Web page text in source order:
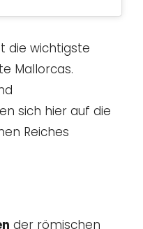
die wichtigste
Mallorcas.
sich hier auf die
Reiches
der römischen